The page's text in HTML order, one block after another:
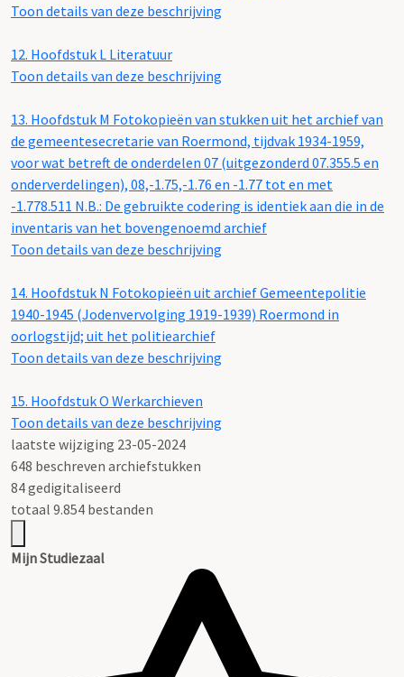
Toon details van deze beschrijving
12. Hoofdstuk L Literatuur
Toon details van deze beschrijving
13. Hoofdstuk M Fotokopieën van stukken uit het archief van
de gemeentesecretarie van Roermond, tijdvak 1934-1959,
voor wat betreft de onderdelen 07 (uitgezonderd 07.355.5 en
onderverdelingen), 08,-1.75,-1.76 en -1.77 tot en met
-1.778.511 N.B.: De gebruikte codering is identiek aan die in de
inventaris van het bovengenoemd archief
Toon details van deze beschrijving
14. Hoofdstuk N Fotokopieën uit archief Gemeentepolitie
1940-1945 (Jodenvervolging 1919-1939) Roermond in
oorlogstijd; uit het politiearchief
Toon details van deze beschrijving
15. Hoofdstuk O Werkarchieven
Toon details van deze beschrijving
laatste wijziging 23-05-2024
648 beschreven archiefstukken
84 gedigitaliseerd
totaal 9.854 bestanden
Mijn Studiezaal